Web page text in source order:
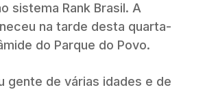
sistema Rank Brasil. A
na tarde desta quarta-
do Parque do Povo.
gente de várias idades e de